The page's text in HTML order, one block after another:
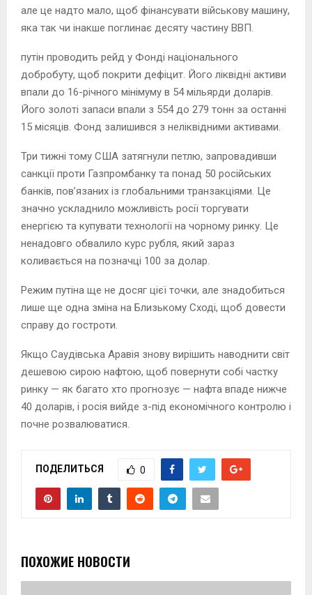
але це надто мало, щоб фінансувати військову машину,
яка так чи інакше поглинає десяту частину ВВП.
путін проводить рейд у Фонді національного
добробуту, щоб покрити дефіцит. Його ліквідні активи
впали до 16-річного мінімуму в 54 мільярди доларів.
Його золоті запаси впали з 554 до 279 тонн за останні
15 місяців. Фонд залишився з неліквідними активами.
Три тижні тому США затягнули петлю, запровадивши
санкції проти Газпромбанку та понад 50 російських
банків, пов’язаних із глобальними транзакціями. Це
значно ускладнило можливість росії торгувати
енергією та купувати технології на чорному ринку. Це
ненадовго обвалило курс рубля, який зараз
коливається на позначці 100 за долар.
Режим путіна ще не досяг цієї точки, але знадобиться
лише ще одна зміна на Близькому Сході, щоб довести
справу до гостроти.
Якщо Саудівська Аравія знову вирішить наводнити світ
дешевою сирою нафтою, щоб повернути собі частку
ринку — як багато хто прогнозує — нафта впаде нижче
40 доларів, і росія вийде з-під економічного контролю і
почне розвалюватися.
ПОДЕЛИТЬСЯ 0
ПОХОЖИЕ НОВОСТИ